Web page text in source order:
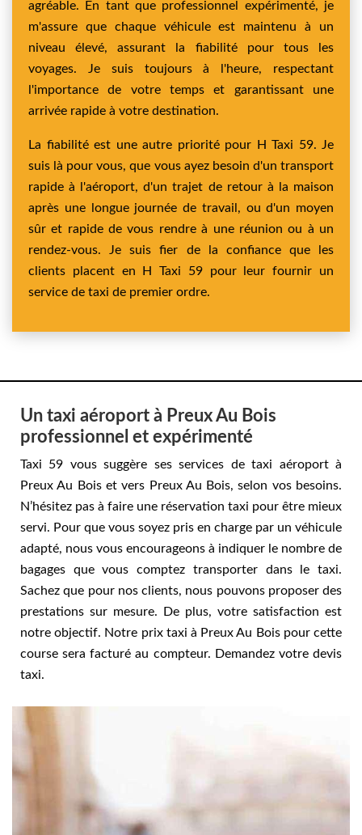
agréable. En tant que professionnel expérimenté, je
m'assure que chaque véhicule est maintenu à un
niveau élevé, assurant la fiabilité pour tous les
voyages. Je suis toujours à l'heure, respectant
l'importance de votre temps et garantissant une
arrivée rapide à votre destination.
La fiabilité est une autre priorité pour H Taxi 59. Je
suis là pour vous, que vous ayez besoin d'un transport
rapide à l'aéroport, d'un trajet de retour à la maison
après une longue journée de travail, ou d'un moyen
sûr et rapide de vous rendre à une réunion ou à un
rendez-vous. Je suis fier de la confiance que les
clients placent en H Taxi 59 pour leur fournir un
service de taxi de premier ordre.
Un taxi aéroport à Preux Au Bois
professionnel et expérimenté
Taxi 59 vous suggère ses services de taxi aéroport à
Preux Au Bois et vers Preux Au Bois, selon vos besoins.
N’hésitez pas à faire une réservation taxi pour être mieux
servi. Pour que vous soyez pris en charge par un véhicule
adapté, nous vous encourageons à indiquer le nombre de
bagages que vous comptez transporter dans le taxi.
Sachez que pour nos clients, nous pouvons proposer des
prestations sur mesure. De plus, votre satisfaction est
notre objectif. Notre prix taxi à Preux Au Bois pour cette
course sera facturé au compteur. Demandez votre devis
taxi.